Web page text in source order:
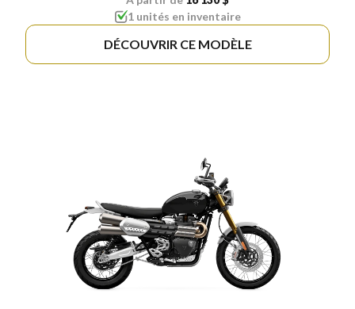
1 unités en inventaire
DÉCOUVRIR CE MODÈLE